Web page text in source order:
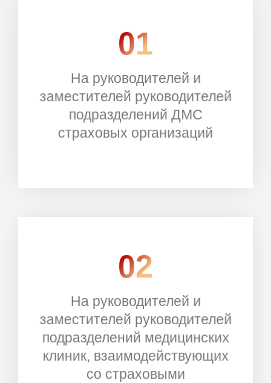
01
На руководителей и
заместителей руководителей
подразделений ДМС
страховых организаций
РЕГИСТРАЦИЯ
02
На руководителей и
заместителей руководителей
подразделений медицинских
клиник, взаимодействующих
со страховыми
РЕГИСТРАЦИЯ